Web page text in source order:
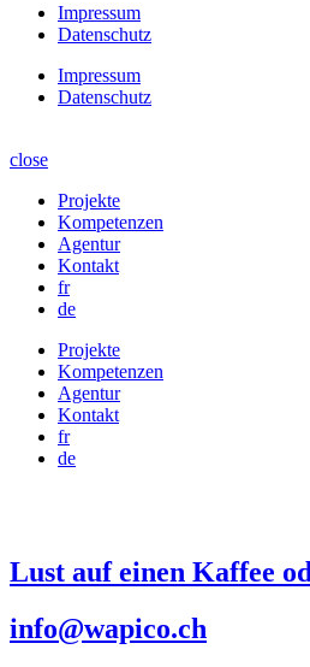
Impressum
Datenschutz
Impressum
Datenschutz
close
Projekte
Kompetenzen
Agentur
Kontakt
fr
de
Projekte
Kompetenzen
Agentur
Kontakt
fr
de
Lust auf einen Kaffee
info@wapico.ch